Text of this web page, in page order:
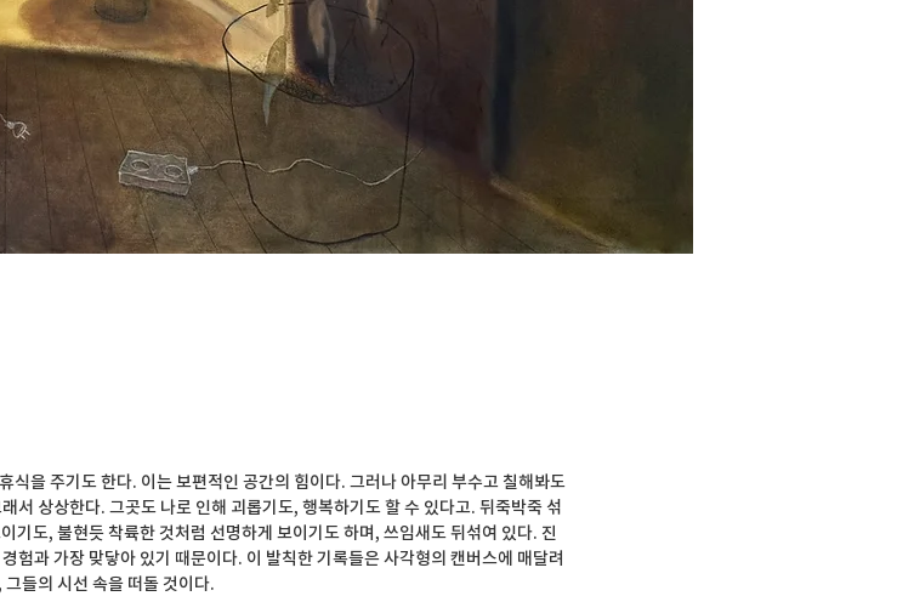
식을 주기도 한다. 이는 보편적인 공간의 힘이다. 그러나 아무리 부수고 칠해봐도
서 상상한다. 그곳도 나로 인해 괴롭기도, 행복하기도 할 수 있다고. 뒤죽박죽 섞
기도, 불현듯 착륙한 것처럼 선명하게 보이기도 하며, 쓰임새도 뒤섞여 있다. 진
험과 가장 맞닿아 있기 때문이다. 이 발칙한 기록들은 사각형의 캔버스에 매달려
들의 시선 속을 떠돌 것이다.